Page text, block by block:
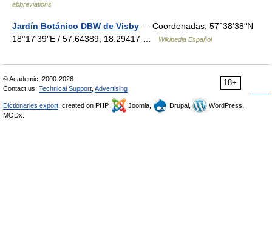
abbreviations
Jardín Botánico DBW de Visby — Coordenadas: 57°38′38″N
18°17′39″E / 57.64389, 18.29417 …
Wikipedia Español
18+
© Academic, 2000-2026
Contact us: Technical Support Advertising
Dictionaries export , created on PHP, Joomla, Drupal,
WordPress,
MODx.